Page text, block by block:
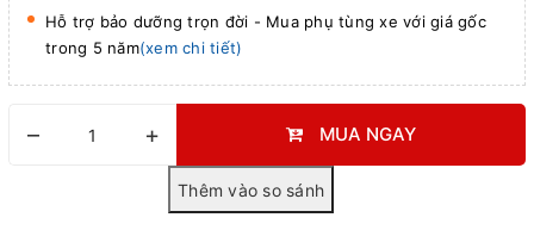
Hỗ trợ bảo dưỡng trọn đời - Mua phụ tùng xe với giá gốc
trong 5 năm(xem chi tiết)
– + MUA NGAY